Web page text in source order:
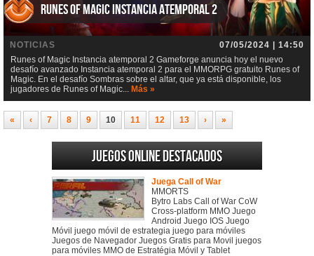
Runes of Magic Instancia atemporal 2
NOTICIAS
07/05/2024 | 14:50
Runes of Magic Instancia atemporal 2 Gameforge anuncia hoy el nuevo
desafío avanzado Instancia atemporal 2 para el MMORPG gratuito Runes of
Magic. En el desafío Sombras sobre el altar, que ya está disponible, los
jugadores de Runes of Magic... Más »
« ‹ 7 8 9 10 11 12 13 › »
Juegos online destacados
Juega Call of War
MMORTS
Bytro Labs Call of War CoW
Cross-platform MMO Juego
Android Juego IOS Juego
Móvil juego móvil de estrategia juego para móviles
Juegos de Navegador Juegos Gratis para Movil juegos
para móviles MMO de Estratégia Móvil y Tablet